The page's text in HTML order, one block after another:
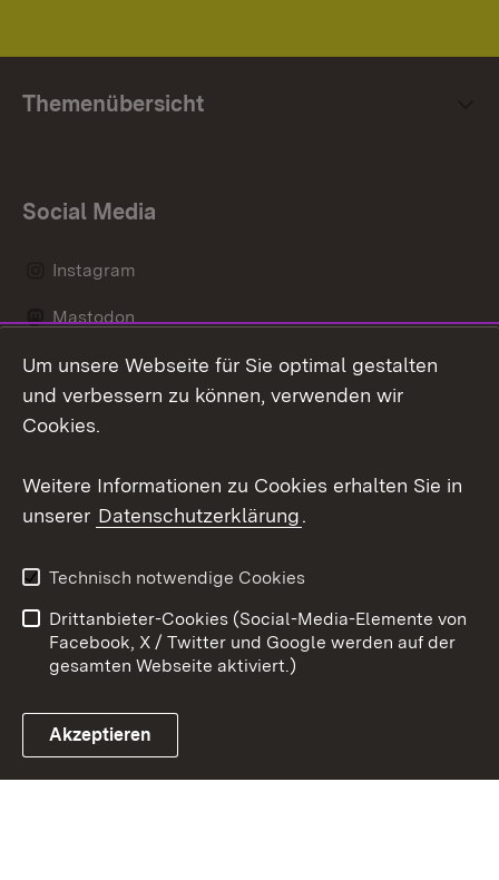
Themenübersicht
Social Media
Instagram
Mastodon
Messenger
Link zum Landesportal
Kontakt
Impressum
Cookies
Um unsere Webseite für Sie optimal gestalten
und verbessern zu können, verwenden wir
Cookies.
Weitere Informationen zu Cookies erhalten Sie in
unserer Datenschutzerklärung.
Technisch notwendige Cookies
Drittanbieter-Cookies (Social-Media-Elemente von
Facebook, X / Twitter und Google werden auf der
gesamten Webseite aktiviert.)
Akzeptieren